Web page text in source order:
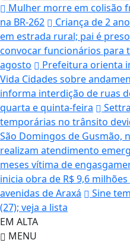
Mulher morre em colisão
na BR-262
Criança de 2
em estrada rural; pai é preso
convocar funcionários para
agosto
Prefeitura orienta
Vida Cidades sobre
informa interdição de ruas
quarta e quinta-feira
temporárias no trânsito
São Domingos de Gusmão,
realizam atendimento
meses vítima de
inicia obra de R$ 9,6
avenidas de Araxá
Sine
(27); veja a lista
EM ALTA
MENU